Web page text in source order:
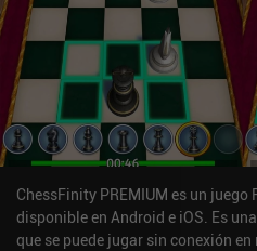
ChessFinity PREMIUM es un juego
disponible en Android e iOS. Es
que se puede jugar sin conexión